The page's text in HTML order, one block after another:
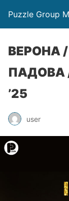
Puzzle Group
ВЕРОНА
ПАДОВА
’25
user